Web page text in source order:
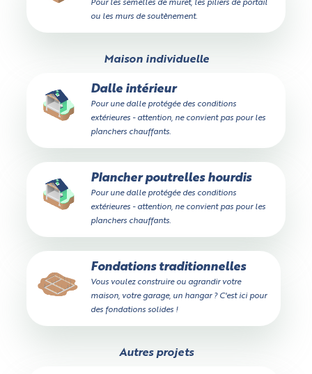
Pour les semelles de muret, les piliers de portail
ou les murs de soutènement.
Maison individuelle
Dalle intérieur
Pour une dalle protégée des conditions
extérieures - attention, ne convient pas pour les
planchers chauffants.
Plancher poutrelles hourdis
Pour une dalle protégée des conditions
extérieures - attention, ne convient pas pour les
planchers chauffants.
Fondations traditionnelles
Vous voulez construire ou agrandir votre
maison, votre garage, un hangar ? C'est ici pour
des fondations solides !
Autres projets